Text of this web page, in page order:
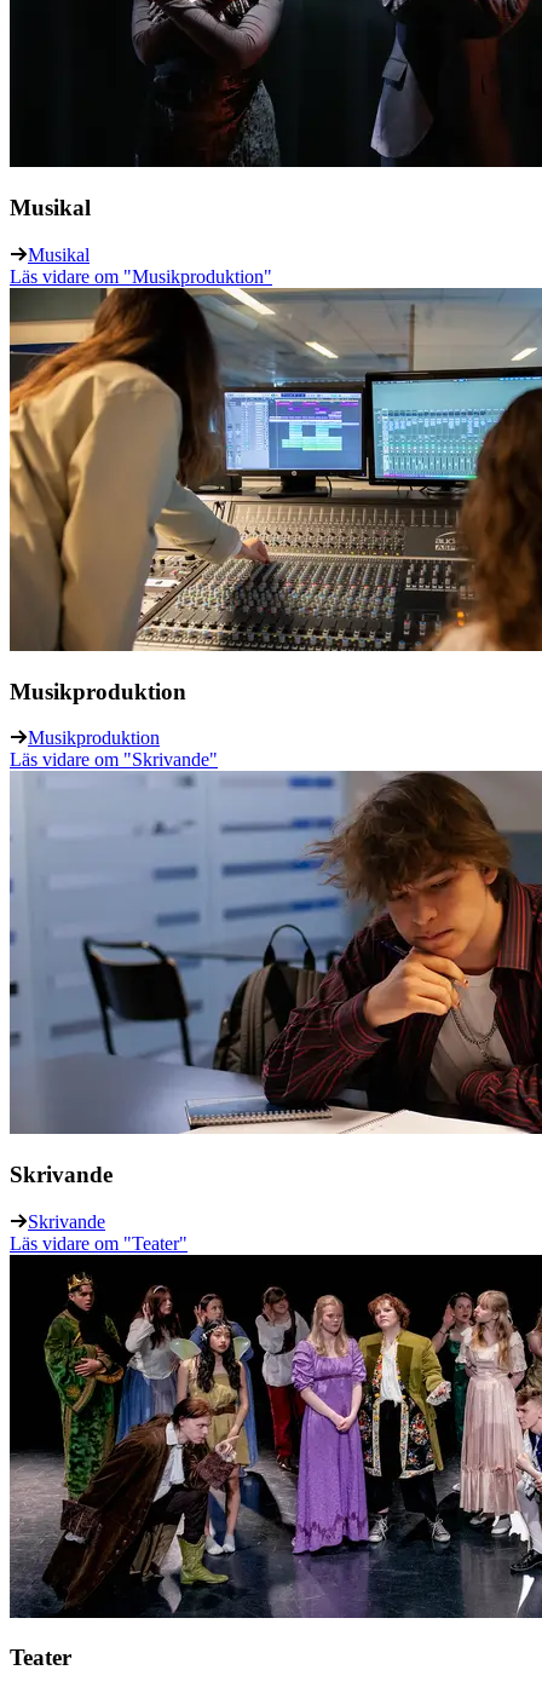
Musikal
Musikal
Läs vidare om "Musikproduktion"
Musikproduktion
Musikproduktion
Läs vidare om "Skrivande"
Skrivande
Skrivande
Läs vidare om "Teater"
Teater